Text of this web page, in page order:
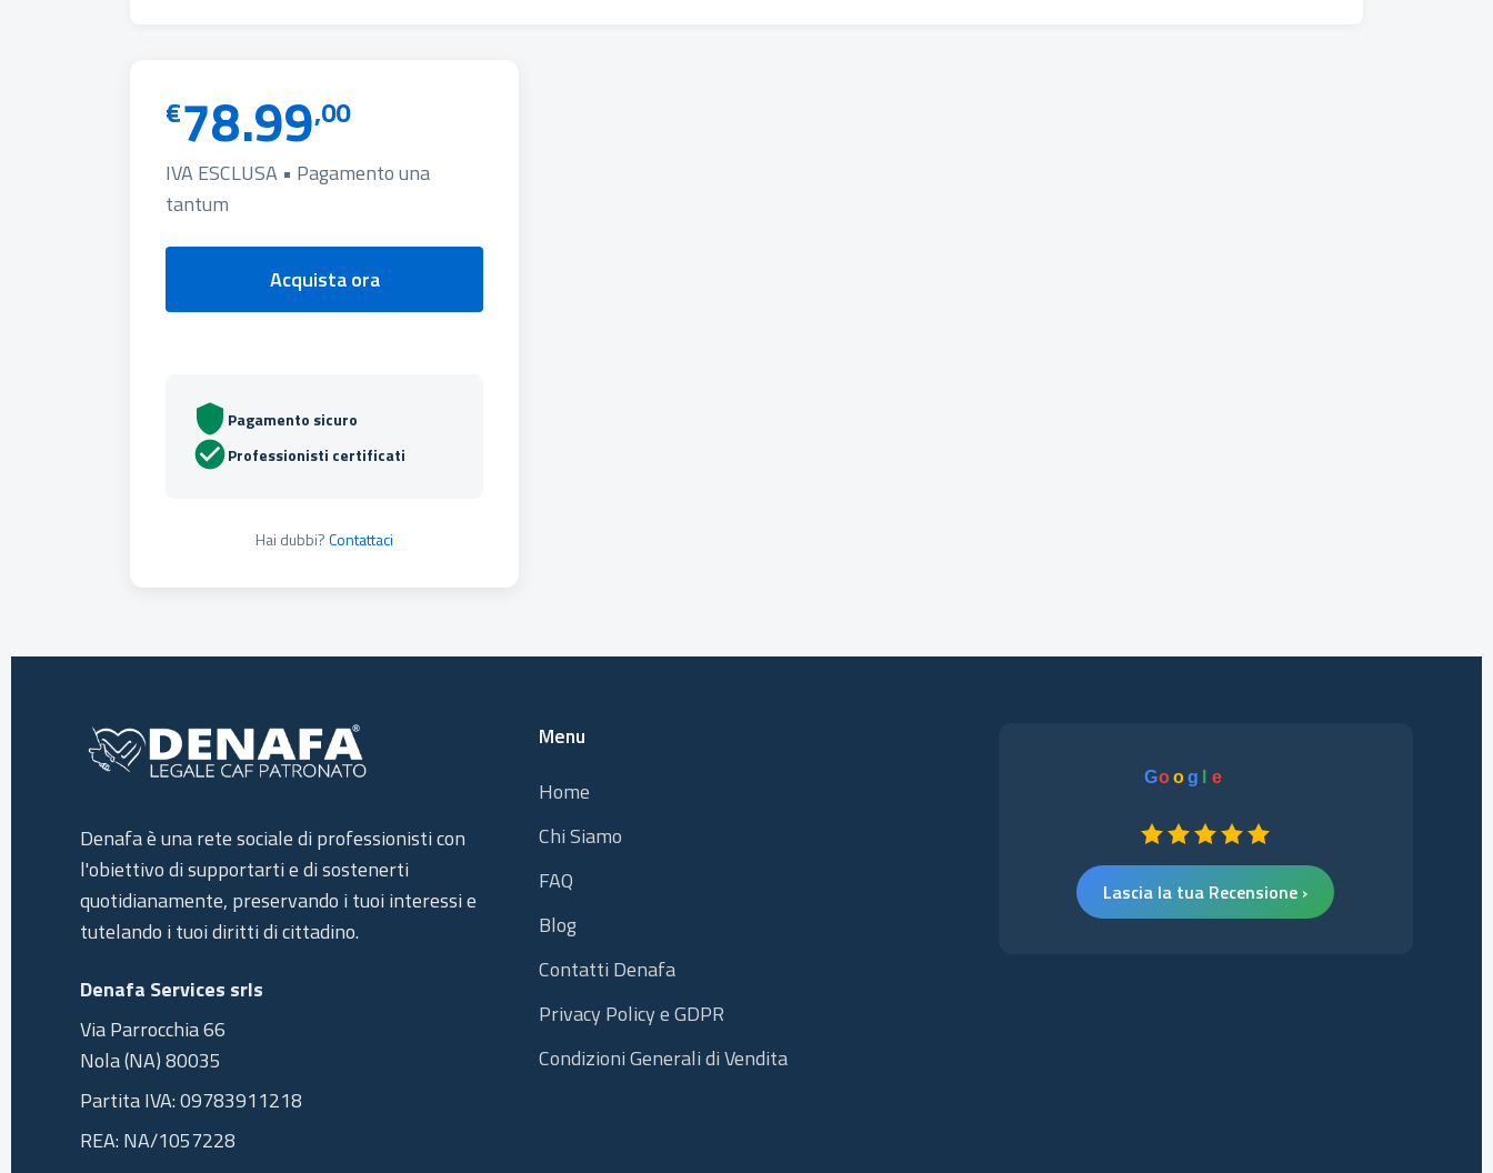
€78.99,00
IVA ESCLUSA • Pagamento una
tantum
Acquista ora
Pagamento sicuro
Professionisti certificati
Hai dubbi?Contattaci
Denafa è una rete sociale di professionisti con
l'obiettivo di supportarti e di sostenerti
quotidianamente, preservando i tuoi interessi e
tutelando i tuoi diritti di cittadino.
Denafa Services srls
Via Parrocchia 66
Nola (NA) 80035
Partita IVA: 09783911218
REA: NA/1057228
Menu
Home
Chi Siamo
FAQ
Blog
Contatti Denafa
Privacy Policy e GDPR
Condizioni Generali di Vendita
Go o g e
Lascia la tua Recensione ›